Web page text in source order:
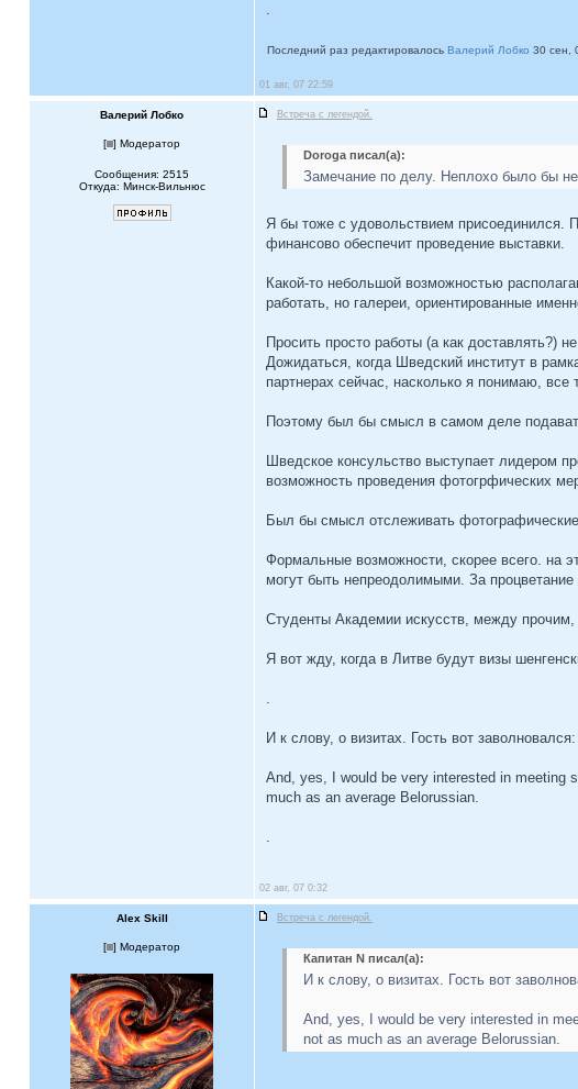
.
Последний раз редактировалось Валерий Лобко 30 сен,
01 авг, 07 22:59
Валерий Лобко Встреча с легендой.
[ ] Модератор
Сообщения: 2515
Откуда: Минск-Вильнюс
Doroga писал(а):
Замечание по делу. Неплохо было бы
Я бы тоже с удовольствием присоединился.
финансово обеспечит проведение выставки.
Какой-то небольшой возможностью
работать, но галереи, ориентированные
Просить просто работы (а как доставлять?)
Дожидаться, когда Шведский институт в
партнерах сейчас, насколько я понимаю, все
Поэтому был бы смысл в самом деле
Шведское консульство выступает лидером
возможность проведения фотогрфических
Был бы смысл отслеживать
Формальные возможности, скорее всего. на
могут быть непреодолимыми. За процветание
Студенты Академии искусств, между
Я вот жду, когда в Литве будут визы
.
И к слову, о визитах. Гость вот заволновался:
And, yes, I would be very interested in meeting
much as an average Belorussian.
.
02 авг, 07 0:32
Alex Skill Встреча с легендой.
[ ] Модератор
Капитан N писал(а):
И к слову, о визитах. Гость вот
And, yes, I would be very interested in
not as much as an average Belorussian.